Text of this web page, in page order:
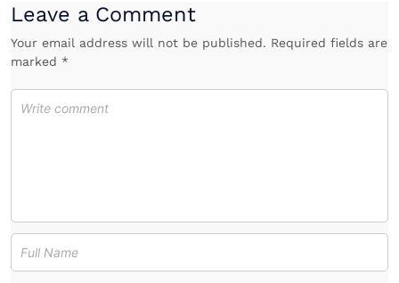
Leave a Comment
Your email address will not be published. Required fields are
marked *